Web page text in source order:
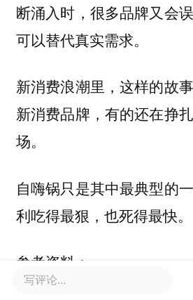
断涌入时，很多品牌又会
可以替代真实需求。
新消费浪潮里，这样的故
新消费品牌，有的还在挣
场。
自嗨锅只是其中最典型的
利吃得最狠，也死得最快。
参考资料：
写评论...